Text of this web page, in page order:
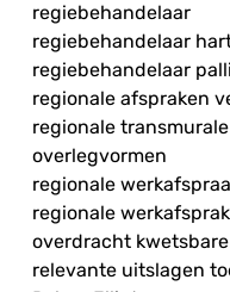
regiebehandelaar
regiebehandelaar
regiebehandelaar
regionale afspraken
regionale
overlegvormen
regionale
regionale
overdracht
relevante uitslagen